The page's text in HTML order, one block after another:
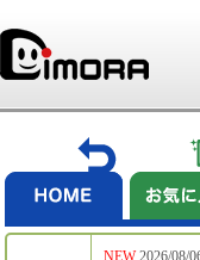
NEW2026/08/